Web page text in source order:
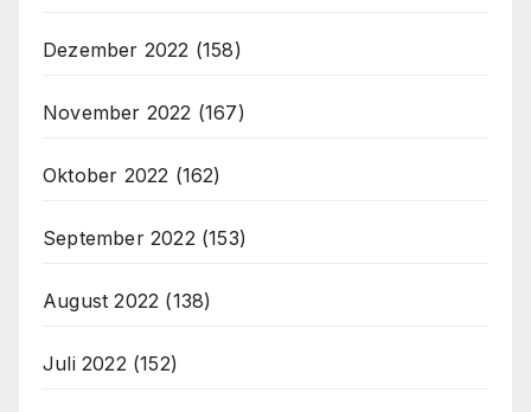
Dezember 2022 (158)
November 2022 (167)
Oktober 2022 (162)
September 2022 (153)
August 2022 (138)
Juli 2022 (152)